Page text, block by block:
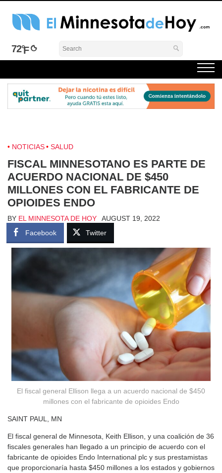
Skip
El Minnesota de Hoy Noticias
Latino Noticias Minnesota News
72°
NOTICIAS SALUD
FISCAL MINNESOTANO ES PARTE DE
ACUERDO NACIONAL DE $450
MILLONES CON EL FABRICANTE DE
OPIOIDES ENDO
BY EL MINNESOTA DE HOY
AUGUST 19, 2022
Facebook
Twitter
El fiscal general Ellison llega a un acuerdo nacional de $450
millones con el fabricante de opioides Endo
SAINT PAUL, MN
El fiscal general de Minnesota, Keith Ellison, y una coalición de 36
fiscales generales han llegado a un principio de acuerdo con el
fabricante de opioides Endo International plc y sus prestamistas
que proporcionaría hasta $450 millones a los estados y gobiernos